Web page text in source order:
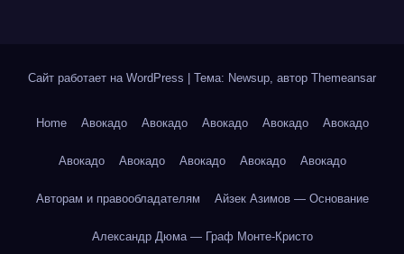
Сайт работает на WordPress Тема: Newsup, автор Themeansar
Home Авокадо Авокадо Авокадо Авокадо Авокадо
Авокадо Авокадо Авокадо Авокадо Авокадо
Авторам и правообладателям Айзек Азимов — Основание
Александр Дюма — Граф Монте-Кристо